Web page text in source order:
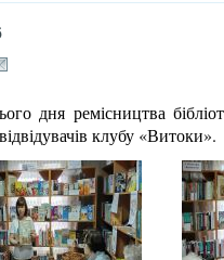
дня ремісництва
клубу «Витоки».